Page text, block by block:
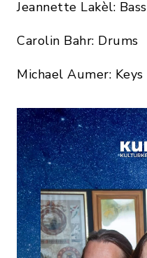
Jeannette Lakèl: Bass
Carolin Bahr: Drums
Michael Aumer: Keys